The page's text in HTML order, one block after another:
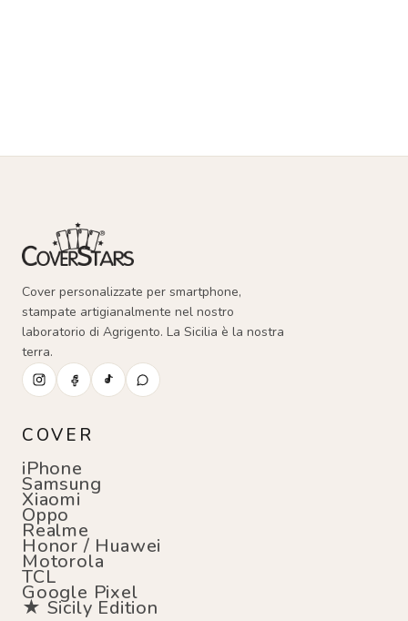
Cover personalizzate per smartphone,
stampate artigianalmente nel nostro
laboratorio di Agrigento. La Sicilia è la nostra
terra.
COVER
iPhone
Samsung
Xiaomi
Oppo
Realme
Honor / Huawei
Motorola
TCL
Google Pixel
★ Sicily Edition